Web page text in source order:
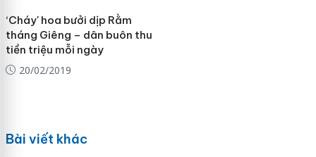
‘Cháy' hoa bưởi dịp Rằm
tháng Giêng – dân buôn thu
tiền triệu mỗi ngày
20/02/2019
Bài viết khác